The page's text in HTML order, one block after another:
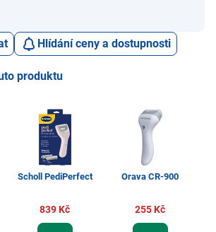
Hlídání ceny a dostupnosti
produktu
Scholl PediPerfect
839 Kč
Orava CR-900
255 Kč